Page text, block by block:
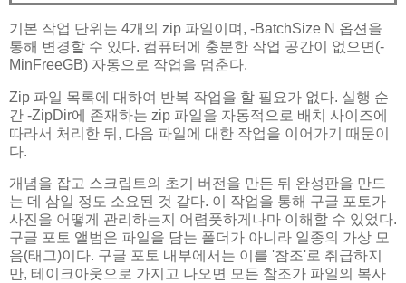
기본 작업 단위는 4개의 zip 파일이며, -BatchSize N 옵션을
통해 변경할 수 있다. 컴퓨터에 충분한 작업 공간이 없으면(-
MinFreeGB) 자동으로 작업을 멈춘다.
Zip 파일 목록에 대하여 반복 작업을 할 필요가 없다. 실행 순
간 -ZipDir에 존재하는 zip 파일을 자동적으로 배치 사이즈에
따라서 처리한 뒤, 다음 파일에 대한 작업을 이어가기 때문이
다.
개념을 잡고 스크립트의 초기 버전을 만든 뒤 완성판을 만드
는 데 삼일 정도 소요된 것 같다. 이 작업을 통해 구글 포토가
사진을 어떻게 관리하는지 어렴풋하게나마 이해할 수 있었다.
구글 포토 앨범은 파일을 담는 폴더가 아니라 일종의 가상 모
음(태그)이다. 구글 포토 내부에서는 이를 '참조'로 취급하지
만, 테이크아웃으로 가지고 나오면 모든 참조가 파일의 복사